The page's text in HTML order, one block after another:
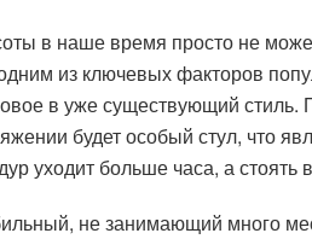
в наше время просто не
из ключевых факторов
в уже существующий
будет особый стул, что
уходит больше часа, а
не занимающий много